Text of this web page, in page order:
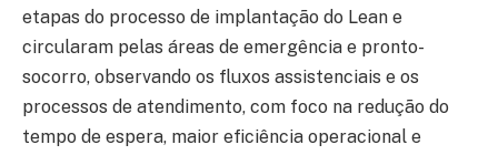
etapas do processo de implantação do Lean e
circularam pelas áreas de emergência e pronto-
socorro, observando os fluxos assistenciais e os
processos de atendimento, com foco na redução do
tempo de espera, maior eficiência operacional e